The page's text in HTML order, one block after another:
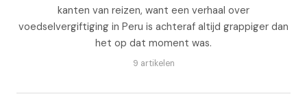
kanten van reizen, want een verhaal over
voedselvergiftiging in Peru is achteraf altijd grappiger dan
het op dat moment was.
9 artikelen